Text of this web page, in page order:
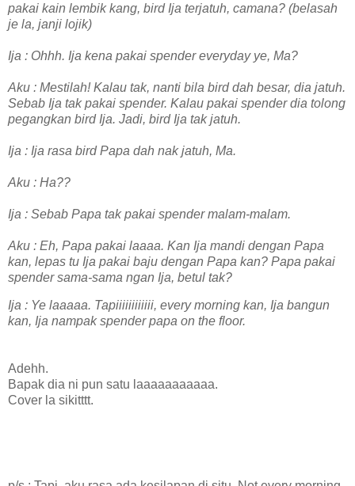
pakai kain lembik kang, bird Ija terjatuh, camana? (belasah
je la, janji lojik)
Ija : Ohhh. Ija kena pakai spender everyday ye, Ma?
Aku : Mestilah! Kalau tak, nanti bila bird dah besar, dia jatuh.
Sebab Ija tak pakai spender. Kalau pakai spender dia tolong
pegangkan bird Ija. Jadi, bird Ija tak jatuh.
Ija : Ija rasa bird Papa dah nak jatuh, Ma.
Aku : Ha??
Ija : Sebab Papa tak pakai spender malam-malam.
Aku : Eh, Papa pakai laaaa. Kan Ija mandi dengan Papa
kan, lepas tu Ija pakai baju dengan Papa kan? Papa pakai
spender sama-sama ngan Ija, betul tak?
Ija : Ye laaaaa. Tapiiiiiiiiiiii, every morning kan, Ija bangun
kan, Ija nampak spender papa on the floor.
Adehh.
Bapak dia ni pun satu laaaaaaaaaaa.
Cover la sikitttt.